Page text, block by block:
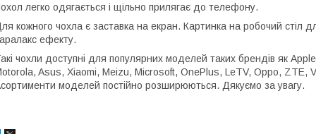
легко одягається і щільно прилягає до телефону.
кожного чохла є заставка на екран. Картинка на робочий стіл
ефекту.
чохли доступні для популярних моделей таких брендів як
Asus, Xiaomi, Meizu, Microsoft, OnePlus, LeTV, Oppo, ZTE,
моделей постійно розширюються. Дякуємо за увагу.